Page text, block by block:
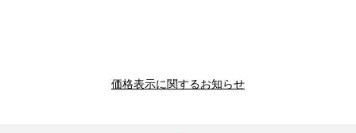
価格表示に関するお知らせ